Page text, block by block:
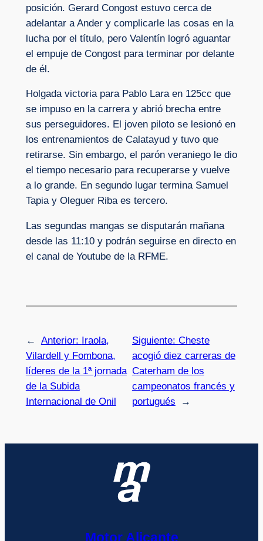
posición. Gerard Congost estuvo cerca de
adelantar a Ander y complicarle las cosas en la
lucha por el título, pero Valentín logró aguantar
el empuje de Congost para terminar por delante
de él.
Holgada victoria para Pablo Lara en 125cc que
se impuso en la carrera y abrió brecha entre
sus perseguidores. El joven piloto se lesionó en
los entrenamientos de Calatayud y tuvo que
retirarse. Sin embargo, el parón veraniego le dio
el tiempo necesario para recuperarse y vuelve
a lo grande. En segundo lugar termina Samuel
Tapia y Oleguer Riba es tercero.
Las segundas mangas se disputarán mañana
desde las 11:10 y podrán seguirse en directo en
el canal de Youtube de la RFME.
← Anterior: Iraola,
Vilardell y Fombona,
líderes de la 1ª jornada
de la Subida
Internacional de Onil
Siguiente: Cheste
acogió diez carreras de
Caterham de los
campeonatos francés y
portugués
→
Motor Alicante